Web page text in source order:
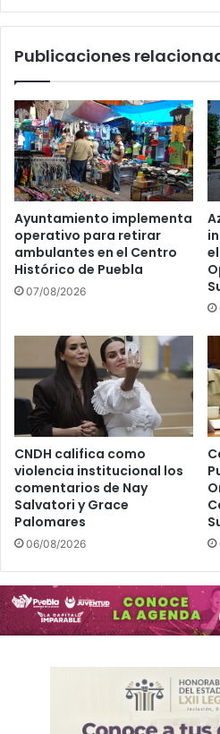
s
e
n
t
a
d
e
l
a
C
m
s
ó
n
e
T
r
a
b
a
j
y
P
r
e
d
e
M
o
l
e
e
a
d
a
2
0
4
Publicaciones
Ayuntamiento implementa
operativo para retirar
ambulantes en el Centro
Histórico de Puebla
07/08/2026
CNDH califica como
violencia institucional los
comentarios de Nay
Salvatori y Grace
Palomares
06/08/2026